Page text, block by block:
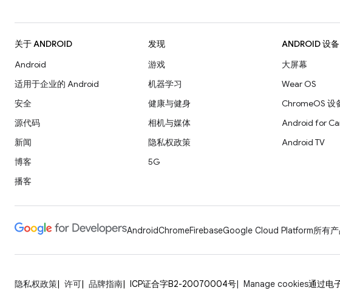
关于 ANDROID
Android
适用于企业的 Android
安全
源代码
新闻
博客
播客
发现
游戏
机器学习
健康与健身
相机与媒体
隐私权政策
5G
ANDROID 设备
大屏幕
Wear OS
ChromeOS 设
Android for
Android TV
AndroidChromeFirebaseGoogle Cloud Platform所有
隐私权政策 许可 品牌指南 ICP证合字B2-20070004号 Manage cookies通过电